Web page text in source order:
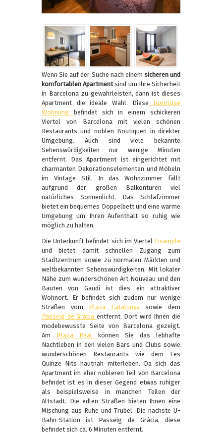
Wenn Sie auf der Suche nach einem sicheren und
komfortablen Apartmentsind um Ihre Sicherheit
in Barcelona zu gewährleisten, dann ist dieses
Apartment die ideale Wahl. Diese luxuriöse
Wohnung befindet sich in einem schickeren
Viertel von Barcelona mit vielen schönen
Restaurants und noblen Boutiquen in direkter
Umgebung. Auch sind viele bekannte
Sehenswürdigkeiten nur wenige Minuten
entfernt. Das Apartment ist eingerichtet mit
charmanten Dekorationselementen und Möbeln
im Vintage Stil. In das Wohnzimmer fällt
aufgrund der großen Balkontüren viel
natürliches Sonnenlicht. Das Schlafzimmer
bietet ein bequemes Doppelbett und eine warme
Umgebung um Ihren Aufenthalt so ruhig wie
möglich zu halten.
Die Unterkunft befindet sich im Viertel Eixample
und bietet damit schnellen Zugang zum
Stadtzentrum sowie zu normalen Märkten und
weltbekannten Sehenswürdigkeiten. Mit lokaler
Nähe zum wunderschönen Art Nouveau und den
Bauten von Gaudí ist dies ein attraktiver
Wohnort. Er befindet sich zudem nur wenige
Straßen vom Plaza Catalunyasowie dem
Passeig de Gràcia entfernt. Dort wird Ihnen die
modebewusste Seite von Barcelona gezeigt.
Am Plaza Real können Sie das lebhafte
Nachtleben in den vielen Bars und Clubs sowie
wunderschönen Restaurants wie dem Les
Quinze Nits hautnah miterleben. Da sich das
Apartment im eher nobleren Teil von Barcelona
befindet ist es in dieser Gegend etwas ruhiger
als beispielsweise in manchen Teilen der
Altstadt. Die edlen Straßen bieten Ihnen eine
Mischung aus Ruhe und Trubel. Die nächste U-
Bahn-Station ist Passeig de Gràcia, diese
befindet sich ca. 6 Minuten entfernt.